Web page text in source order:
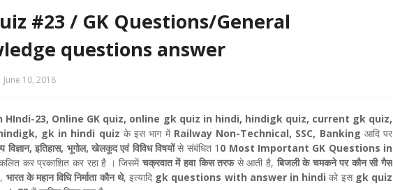
#23 / GK Questions/General
questions answer
June 10, 2018
HIndi-23, Online GK quiz, online gk quiz in hindi, hindigk quiz, current gk quiz,
gk in hindi quiz के इस भाग में Railway Non-Technical, SSC, Banking आदि पर
विज्ञान, इतिहास, भूगोल, खेलकूद एवं विविध विषयोंसे संबंधित 1 0 Most Important GK Questions in
कर प्रकाशित कर रहा है । जिसमें चक्रवात में हवा किस तरफ से आती है, बिजली के चमकने पर कौन सी गैस
भारत के महान विधि निर्माता कौन थे, इत्‍यादि gk questions with answer in hindiको इस gk quiz